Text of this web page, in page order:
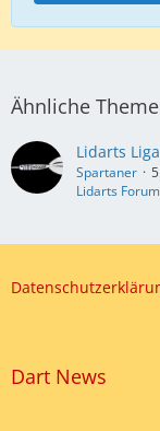
Ähnliche
Lidarts
Spartaner
Lidarts Forum
Dart News